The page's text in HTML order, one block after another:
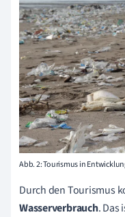
Abb. 2: Tourismus in
Durch den Tourismus
Wasserverbrauch. Das